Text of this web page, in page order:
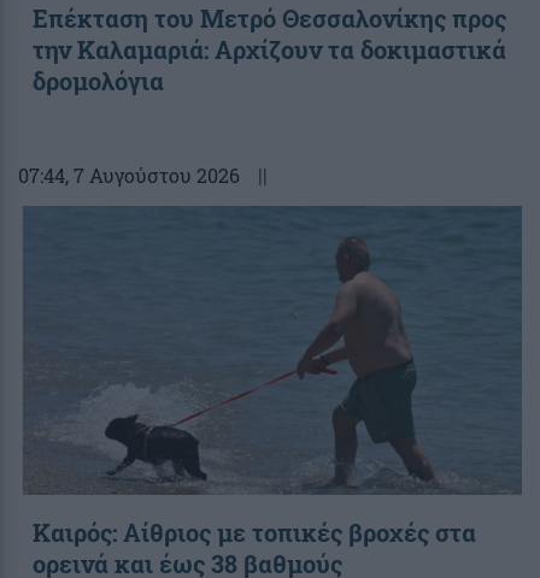
Επέκταση του Μετρό Θεσσαλονίκης προς
την Καλαμαριά: Αρχίζουν τα δοκιμαστικά
δρομολόγια
07:44, 7 Αυγούστου 2026 ||
Καιρός: Αίθριος με τοπικές βροχές στα
ορεινά και έως 38 βαθμούς